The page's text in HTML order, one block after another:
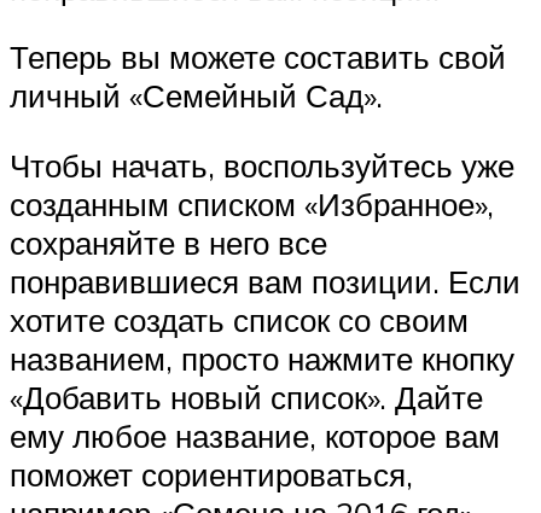
Теперь вы можете составить свой
личный «Семейный Сад».
Чтобы начать, воспользуйтесь уже
созданным списком «Избранное»,
сохраняйте в него все
понравившиеся вам позиции. Если
хотите создать список со своим
названием, просто нажмите кнопку
«Добавить новый список». Дайте
ему любое название, которое вам
поможет сориентироваться,